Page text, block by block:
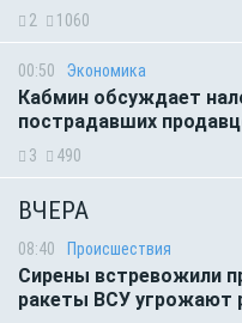
2 1060
00:50 Экономика
Кабмин обсуждает
пострадавших
3 490
ВЧЕРА
08:40 Происшествия
Сирены встревожили
ракеты ВСУ угрожают